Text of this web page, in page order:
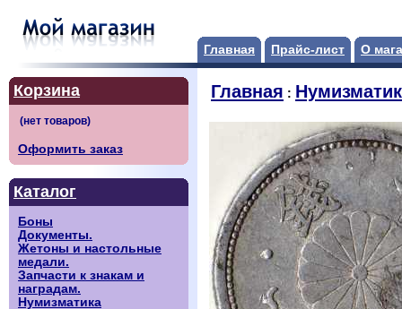
Главная Прайс-лист О
Корзина
Оформить заказ
Каталог
Боны
Документы.
Жетоны и настольные
медали.
Запчасти к знакам и
наградам.
Нумизматика
Главная :